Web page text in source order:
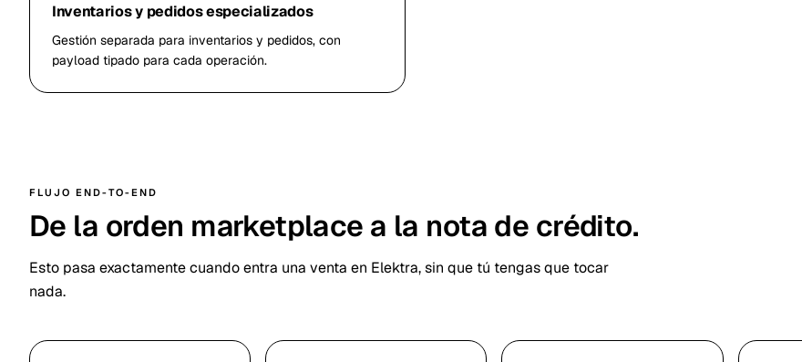
Inventarios y pedidos especializados
Gestión separada para inventarios y pedidos, con
payload tipado para cada operación.
FLUJO END-TO-END
De la orden marketplace a la nota de crédito.
Esto pasa exactamente cuando entra una venta en Elektra, sin que tú tengas que tocar
nada.